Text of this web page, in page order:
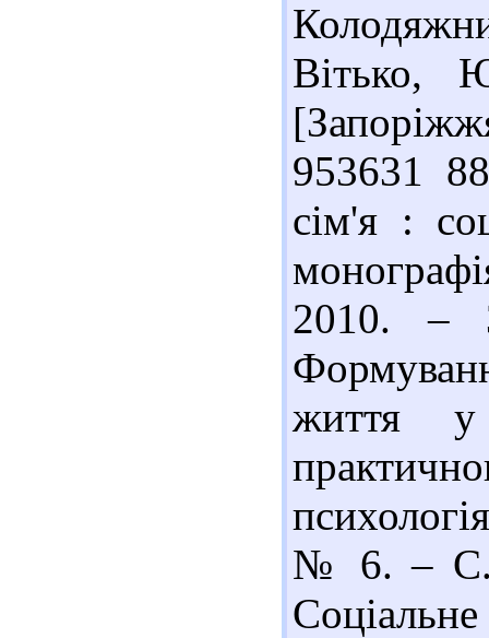
Вітько,
953631
сім'я :
2010. –
життя у
№ 6. – С.